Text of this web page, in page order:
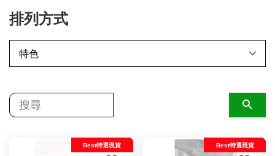
排列方式
Best特選現貨 Best特選現貨